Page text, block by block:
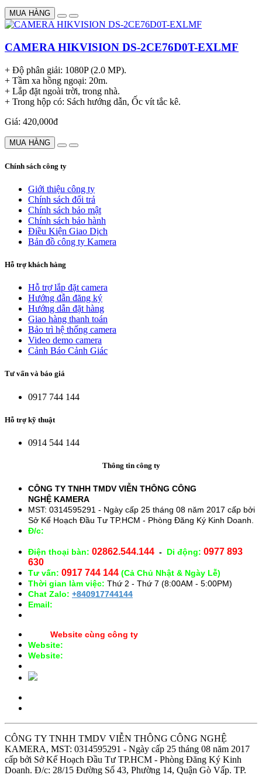
MUA HÀNG
CAMERA HIKVISION DS-2CE76D0T-EXLMF
+ Độ phân giải: 1080P (2.0 MP).
+ Tầm xa hồng ngoại: 20m.
+ Lắp đặt ngoài trời, trong nhà.
+ Trong hộp có: Sách hướng dẫn, Ốc vít tắc kê.
Giá: 420,000đ
MUA HÀNG
Chính sách công ty
Giới thiệu công ty
Chính sách đổi trả
Chính sách bảo mật
Chính sách bảo hành
Điều Kiện Giao Dịch
Bản đồ công ty Kamera
Hỗ trợ khách hàng
Hỗ trợ lắp đặt camera
Hướng đẫn đăng ký
Hướng dẫn đặt hàng
Giao hàng thanh toán
Bảo trì hệ thống camera
Video demo camera
Cảnh Báo Cảnh Giác
Tư vấn và báo giá
0917 744 144
Hỗ trợ kỹ thuật
0914 544 144
Thông tin công ty
CÔNG TY TNHH TMDV VIỄN THÔNG CÔNG
NGHỆ KAMERA
MST: 0314595291 - Ngày cấp 25 tháng 08 năm 2017 cấp bởi
Sở Kế Hoạch Đầu Tư TP.HCM - Phòng Đăng Ký Kinh Doanh.
Đ/c:
Điện thoại bàn: 02862.544.144 - Di động: 0977 893
630
Tư vấn: 0917 744 144 (Cả Chủ Nhật & Ngày Lễ)
Thời gian làm việc: Thứ 2 - Thứ 7 (8:00AM - 5:00PM)
Chat Zalo: +840917744144
Email:
Website cùng công ty
Website:
Website:
CÔNG TY TNHH TMDV VIỄN THÔNG CÔNG NGHỆ
KAMERA, MST: 0314595291 - Ngày cấp 25 tháng 08 năm 2017
cấp bởi Sở Kế Hoạch Đầu Tư TP.HCM - Phòng Đăng Ký Kinh
Doanh. Đ/c: 28/15 Đường Số 43, Phường 14, Quận Gò Vấp. TP.